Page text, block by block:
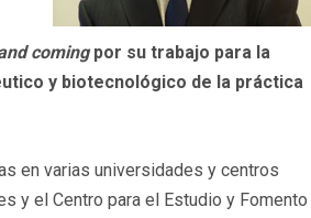
comingpor su trabajo para la
y biotecnológico de la práctica
en varias universidades y centros
y el Centro para el Estudio y Fomento